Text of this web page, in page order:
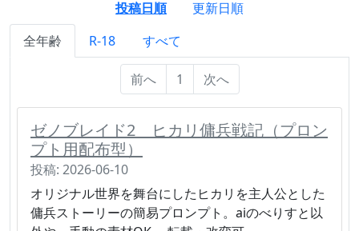
投稿日順
更新日順
全年齢
R-18 すべて
前へ 1 次へ
ゼノブレイド2 ヒカリ傭兵戦記（プロン
プト用配布型）
投稿: 2026-06-10
オリジナル世界を舞台にしたヒカリを主人公とした
傭兵ストーリーの簡易プロンプト。aiのべりすと以